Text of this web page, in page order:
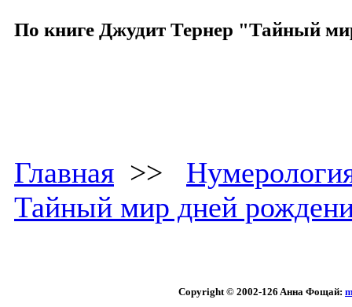
По книге Джудит Тернер "Тайный
Главная >>
Тайный мир дней
Copyright © 2002-126 Aннa Фoщaй: